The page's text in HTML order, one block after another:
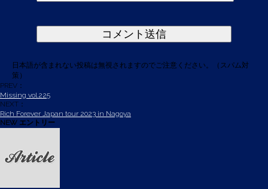
日本語が含まれない投稿は無視されますのでご注意ください。（スパム対
策）
PREV：
Missing vol.225
NEXT：
Rich Forever Japan tour 2023 in Nagoya
NEW エントリー